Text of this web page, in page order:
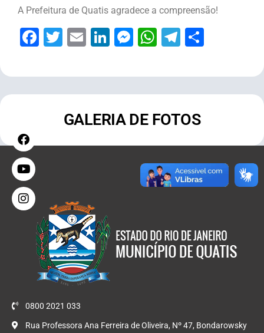
A Prefeitura de Quatis agradece a compreensão!
Facebook
Twitter
EmailLinkedIn
Messenger
WhatsApp
Telegram
GALERIA DE FOTOS
0800 2021 033
Rua Professora Ana Ferreira de Oliveira, Nº 47, Bondarowsky